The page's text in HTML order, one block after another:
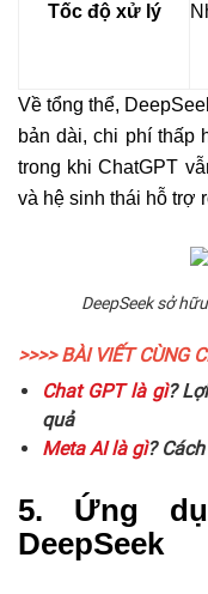
Tốc độ xử lý
Về tổng thể,
bản dài, chi phí thấp
trong khi ChatGPT
và hệ sinh thái hỗ trợ
DeepSeek sở
>>>> BÀI VIẾT CÙNG
Chat GPT là gì?
quả
Meta AI là gì?
5. Ứng
DeepSeek